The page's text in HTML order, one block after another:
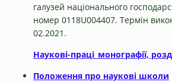
галузей національного
номер 0118U004407. Термін
02.2021.
Наукові-праці_монографії,
Положення про наукові школи